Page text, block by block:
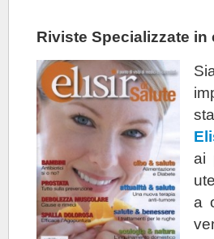
Riviste Specializzate in
ai
a